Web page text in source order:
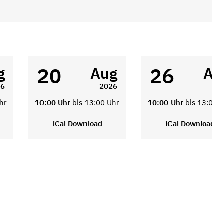
20 Aug
2026
10:00 Uhr bis 13:00 Uhr
iCal Download
26
10:00 Uhr bis
iCal